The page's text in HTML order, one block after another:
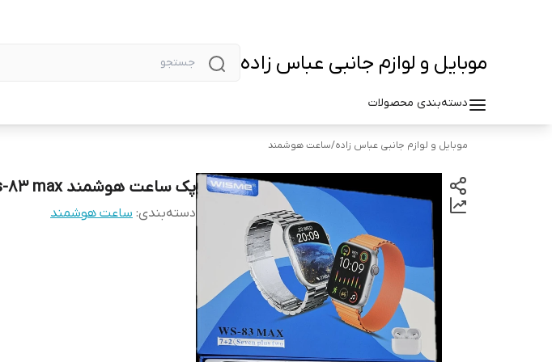
موبایل و لوازم جانبی عباس زاده
دسته‌بندی محصولات
موبایل و لوازم جانبی عباس زاده/ساعت هوشمند
پک ساعت هوشمند ws-83 max همراه با ایرپاد
دسته‌بندی: ساعت هوشمند